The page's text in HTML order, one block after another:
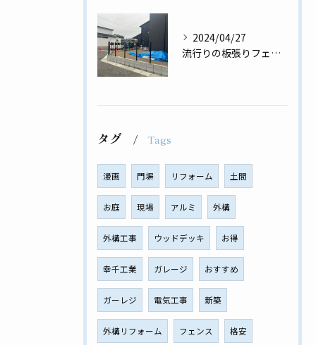
2024/04/27
流行りの板張りフェンス工事完了✨
タグ Tags
漫画 門塀 リフォーム 土間
お庭 現場 アルミ 外構
外構工事 ウッドデッキ お得
幸千工業 ガレージ おすすめ
ガーレジ 電気工事 新築
外構リフォーム フェンス 格安